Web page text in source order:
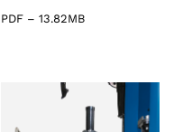
PDF – 13.82MB